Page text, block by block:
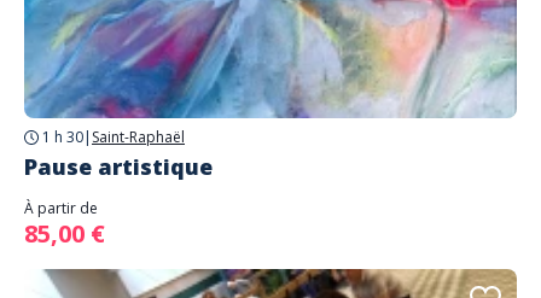
1 h 30| Saint-Raphaël
Pause artistique
À partir de
85,00 €